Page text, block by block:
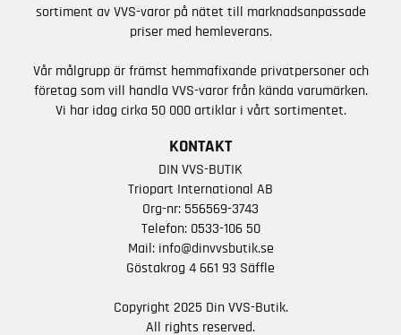
sortiment av VVS-varor på nätet till marknadsanpassade
priser med hemleverans.
Vår målgrupp är främst hemmafixande privatpersoner och
företag som vill handla VVS-varor från kända varumärken.
Vi har idag cirka 50 000 artiklar i vårt sortimentet.
KONTAKT
DIN VVS-BUTIK
Triopart International AB
Org-nr: 556569-3743
Telefon: 0533-106 50
Mail: info@dinvvsbutik.se
Göstakrog 4 661 93 Säffle
Copyright 2025 Din VVS-Butik.
All rights reserved.